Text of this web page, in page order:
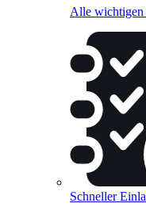
Alle
Schneller